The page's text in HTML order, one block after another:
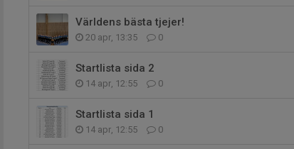
Världens bästa tjejer!
20 apr, 13:35 0
Startlista sida 2
14 apr, 12:55 0
Startlista sida 1
14 apr, 12:55 0